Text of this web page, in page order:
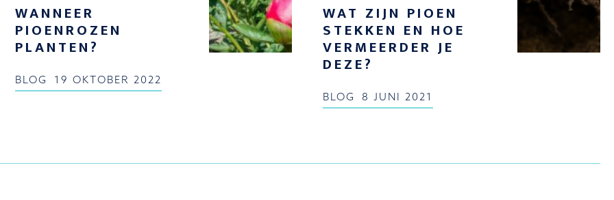
WANNEER
PIOENROZEN
PLANTEN?
BLOG 19 OKTOBER 2022
WAT ZIJN PIOEN
STEKKEN EN HOE
VERMEERDER JE
DEZE?
BLOG 8 JUNI 2021